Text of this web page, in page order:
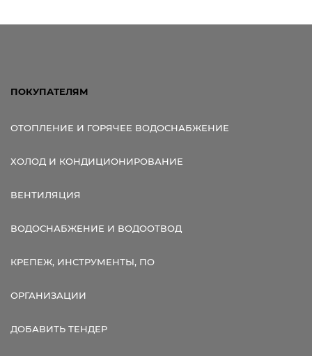
ПОКУПАТЕЛЯМ
ОТОПЛЕНИЕ И ГОРЯЧЕЕ ВОДОСНАБЖЕНИЕ
ХОЛОД И КОНДИЦИОНИРОВАНИЕ
ВЕНТИЛЯЦИЯ
ВОДОСНАБЖЕНИЕ И ВОДООТВОД
КРЕПЕЖ, ИНСТРУМЕНТЫ, ПО
ОРГАНИЗАЦИИ
ДОБАВИТЬ ТЕНДЕР